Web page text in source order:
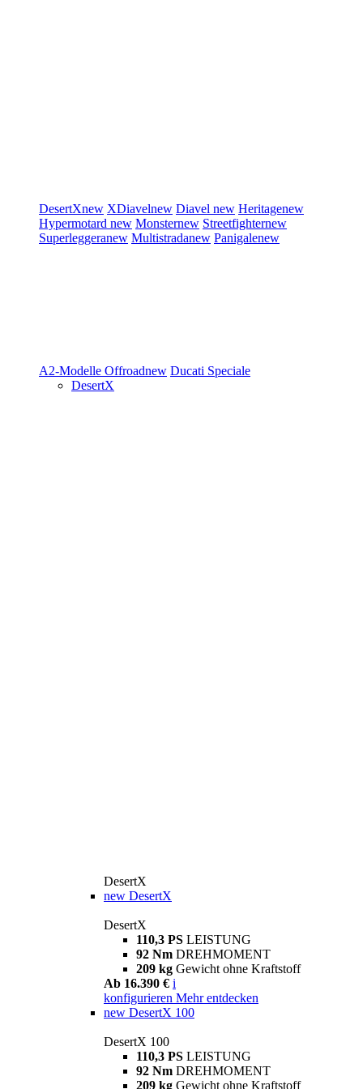
DesertXnew XDiavelnew Diavel new Heritagenew
Hypermotard new Monsternew Streetfighternew
Superleggeranew Multistradanew Panigalenew
A2-Modelle Offroadnew Ducati Speciale
DesertX
DesertX
new DesertX
DesertX
110,3 PS LEISTUNG
92 Nm DREHMOMENT
209 kg Gewicht ohne Kraftstoff
Ab 16.390 € i
konfigurieren Mehr entdecken
new DesertX 100
DesertX 100
110,3 PS LEISTUNG
92 Nm DREHMOMENT
209 kg Gewicht ohne Kraftstoff